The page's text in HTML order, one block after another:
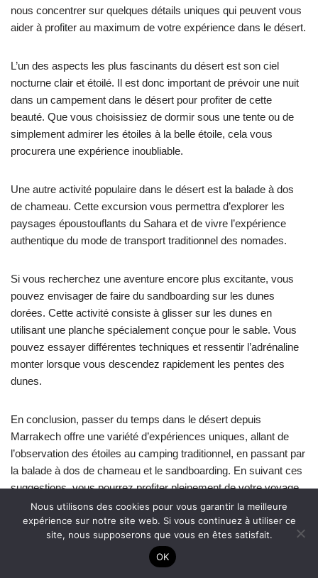
nous concentrer sur quelques détails uniques qui peuvent vous
aider à profiter au maximum de votre expérience dans le désert.
L’un des aspects les plus fascinants du désert est son ciel
nocturne clair et étoilé. Il est donc important de prévoir une nuit
dans un campement dans le désert pour profiter de cette
beauté. Que vous choisissiez de dormir sous une tente ou de
simplement admirer les étoiles à la belle étoile, cela vous
procurera une expérience inoubliable.
Une autre activité populaire dans le désert est la balade à dos
de chameau. Cette excursion vous permettra d’explorer les
paysages époustouflants du Sahara et de vivre l’expérience
authentique du mode de transport traditionnel des nomades.
Si vous recherchez une aventure encore plus excitante, vous
pouvez envisager de faire du sandboarding sur les dunes
dorées. Cette activité consiste à glisser sur les dunes en
utilisant une planche spécialement conçue pour le sable. Vous
pouvez essayer différentes techniques et ressentir l’adrénaline
monter lorsque vous descendez rapidement les pentes des
dunes.
En conclusion, passer du temps dans le désert depuis
Marrakech offre une variété d’expériences uniques, allant de
l’observation des étoiles au camping traditionnel, en passant par
la balade à dos de chameau et le sandboarding. En suivant ces
suggestions, vous pourrez profiter pleinement de votre voyage
et créer des souvenirs mémorables.
Frequently Asked Questions
Nous utilisons des cookies pour vous garantir la meilleure
expérience sur notre site web. Si vous continuez à utiliser ce
site, nous supposerons que vous en êtes satisfait.
OK